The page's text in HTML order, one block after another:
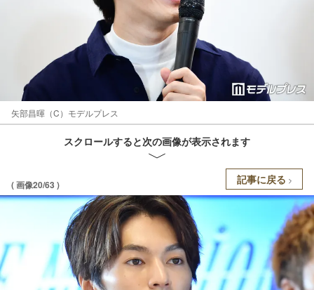
矢部昌暉（C）モデルプレス
スクロールすると次の画像が表示されます
( 画像20/63 ) 記事に戻る